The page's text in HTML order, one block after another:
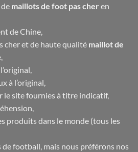
maillots de foot pas cher en
de Chine,
cher et de haute qualité maillot de
à l’original,
le site fournies à titre indicatif,
produits dans le monde (tous les
de football, mais nous préférons nos